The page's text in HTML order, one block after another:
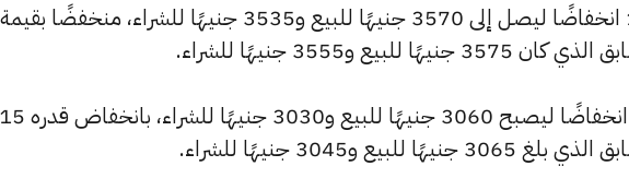
و3555 جنيهًا للشراء.
كما شهد سعر عيار 12 انخفاضًا ليصبح 3060 جنيهًا للبيع و3030 جنيهًا للشراء، بانخفاض قدره 15
و3045 جنيهًا للشراء.